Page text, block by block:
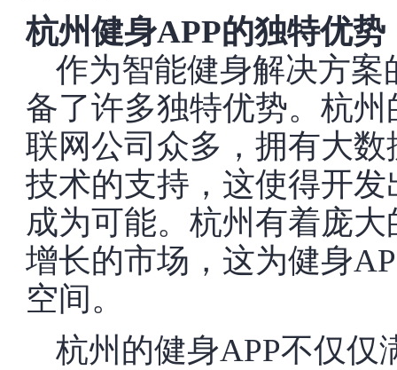
杭州健身APP的独特优势
作为智能健身解决方案
备了许多独特优势。杭
联网公司众多，拥有大
技术的支持，这使得开
成为可能。杭州有着庞
增长的市场，这为健身
空间。
杭州的健身APP不仅仅